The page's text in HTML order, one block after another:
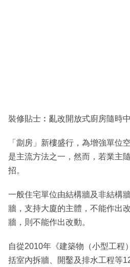
裝修貼士︰亂改開放式廚房隨時
「劏房」新樓盛行，為增強單位
是主流方法之一，然而，若業主
招。
一般住宅單位由結構牆及非結構
牆，支持大廈的主體，不能作出
牆，則不能作出改動。
自從2010年《建築物（小型工程
括室內拆牆、開鑿及排水工程等